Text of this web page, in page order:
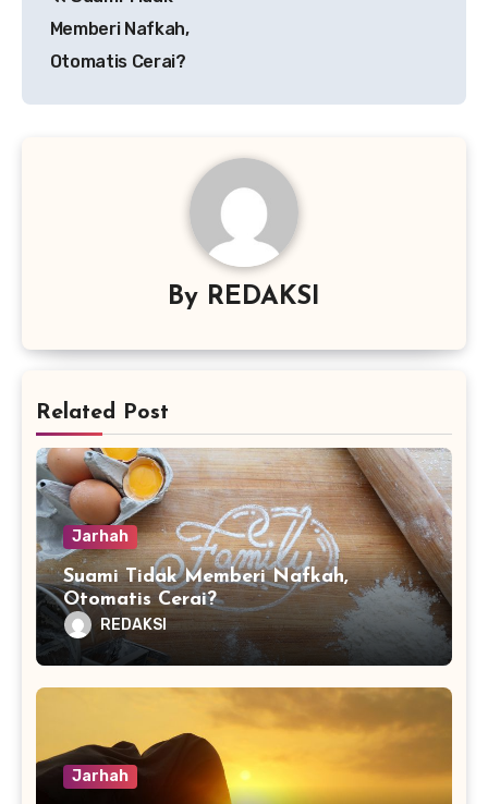
pos
Memberi Nafkah,
Otomatis Cerai?
By REDAKSI
Related Post
Jarhah
Suami Tidak Memberi Nafkah,
Otomatis Cerai?
REDAKSI
Jarhah